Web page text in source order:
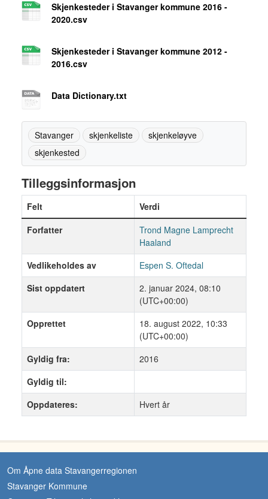
Skjenkesteder i Stavanger kommune 2016 -
2020.csv
Skjenkesteder i Stavanger kommune 2012 -
2016.csv
Data Dictionary.txt
Stavanger skjenkeliste
skjenkeløyve
skjenkested
Tilleggsinformasjon
Felt
Verdi
Forfatter
Trond Magne Lamprecht
Haaland
Vedlikeholdes av
Espen S. Oftedal
Sist oppdatert
2. januar 2024, 08:10
(UTC+00:00)
Opprettet
18. august 2022, 10:33
(UTC+00:00)
Gyldig fra:
2016
Gyldig til:
Oppdateres:
Hvert år
Om Åpne data Stavangerregionen
Stavanger Kommune